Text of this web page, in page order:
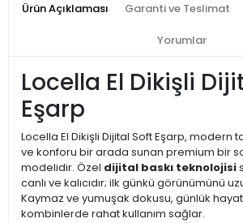
Ürün Açıklaması Garanti ve Teslimat
Yorumlar
Locella El Dikişli
Eşarp
Locella El Dikişli Dijital Soft Eşarp, modern
ve konforu bir arada sunan premium bir
modelidir. Özel dijital baskı teknolojisi
canlı ve kalıcıdır; ilk günkü görünümünü
Kaymaz ve yumuşak dokusu, günlük
kombinlerde rahat kullanım sağlar.